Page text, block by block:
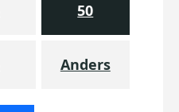
50
Anders